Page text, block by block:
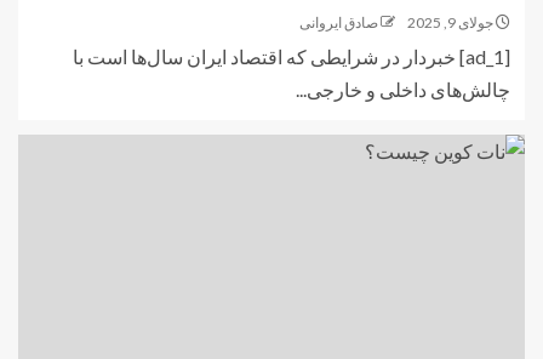
جولای 9, 2025 صادق ایروانی
[ad_1] خبردار در شرایطی که اقتصاد ایران سال‌ها است با
چالش‌های داخلی و خارجی...